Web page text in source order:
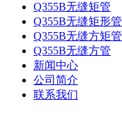
Q355B无缝矩管
Q355B无缝矩形管
Q355B无缝方矩管
Q355B无缝方管
新闻中心
公司简介
联系我们